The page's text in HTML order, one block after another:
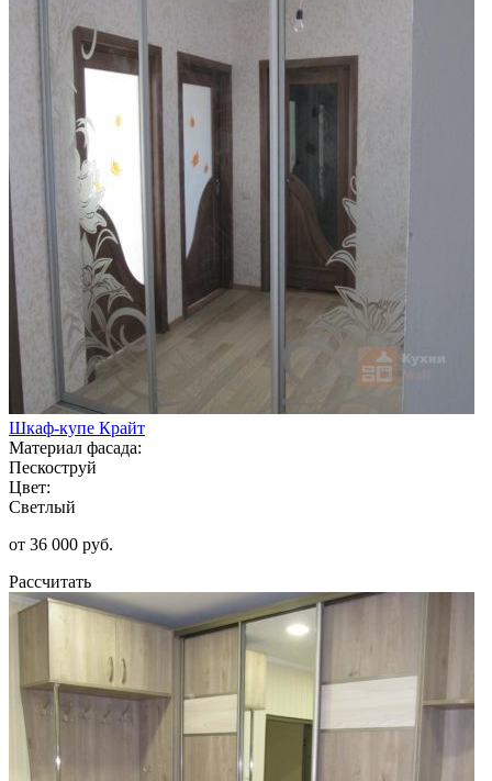
Шкаф-купе Крайт
Материал фасада:
Пескоструй
Цвет:
Светлый
от 36 000 руб.
Рассчитать